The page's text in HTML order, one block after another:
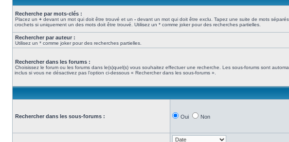
Recherche par mots-clés :
Placez un + devant un mot qui doit être trouvé et un - devant un mot qui doit être exclu. Tapez une suite de mots
crochets si uniquement un des mots doit être trouvé. Utilisez un * comme joker pour des recherches partielles.
Rechercher par auteur :
Utilisez un * comme joker pour des recherches partielles.
Rechercher dans les forums :
Choisissez le forum ou les forums dans le(s)quel(s) vous souhaitez effectuer une recherche. Les sous-forums sont
inclus si vous ne désactivez pas l’option ci-dessous « Rechercher dans les sous-forums ».
Rechercher dans les sous-forums : Oui Non